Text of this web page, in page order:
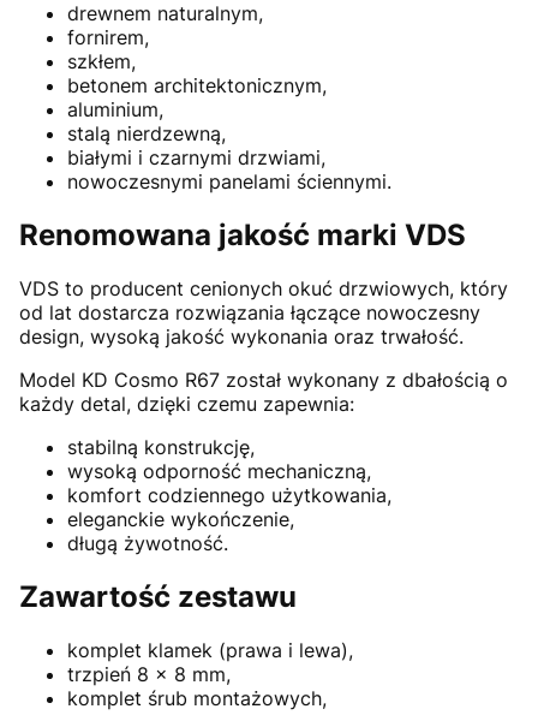
drewnem naturalnym,
fornirem,
szkłem,
betonem architektonicznym,
aluminium,
stalą nierdzewną,
białymi i czarnymi drzwiami,
nowoczesnymi panelami ściennymi.
Renomowana jakość marki VDS
VDS to producent cenionych okuć drzwiowych, który
od lat dostarcza rozwiązania łączące nowoczesny
design, wysoką jakość wykonania oraz trwałość.
Model KD Cosmo R67 został wykonany z dbałością o
każdy detal, dzięki czemu zapewnia:
stabilną konstrukcję,
wysoką odporność mechaniczną,
komfort codziennego użytkowania,
eleganckie wykończenie,
długą żywotność.
Zawartość zestawu
komplet klamek (prawa i lewa),
trzpień 8 × 8 mm,
komplet śrub montażowych,